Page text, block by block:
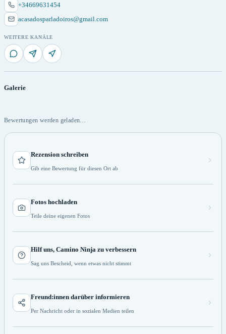
+34669631454
acasadosparladoiros@gmail.com
WEITERE KANÄLE
Galerie
Bewertungen werden geladen…
Rezension schreiben
Gib eine Bewertung für diesen Ort ab
Fotos hochladen
Teile deine eigenen Fotos
Hilf uns, Camino Ninja zu verbessern
Sag uns Bescheid, wenn etwas nicht stimmt
Freund:innen darüber informieren
Per Nachricht oder in sozialen Medien teilen